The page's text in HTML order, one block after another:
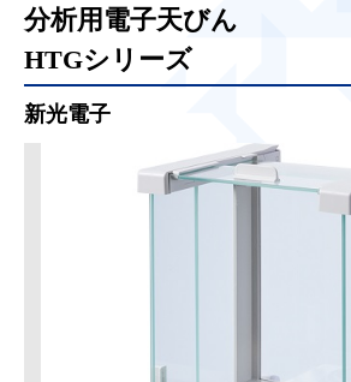
分析用電子天びん
HTGシリーズ
新光電子